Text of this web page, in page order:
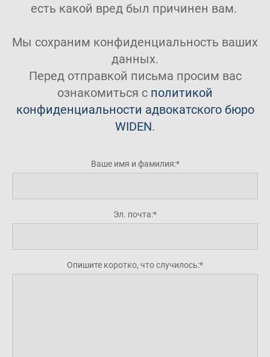
есть какой вред был причинен вам.
Мы сохраним конфиденциальность ваших
данных.
Перед отправкой письма просим вас
ознакомиться с политикой
конфиденциальности адвокатского бюро
WIDEN.
Ваше имя и фамилия:
Эл. почта:
Опишите коротко, что случилось: